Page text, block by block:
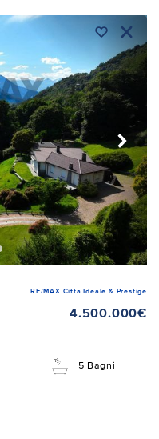
RE/MAX Città Ideale & Prestige
4.500.000€
5 Bagni